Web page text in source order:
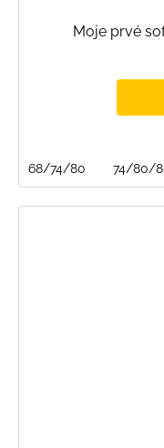
Moje prvé
68/74/80 74/80/